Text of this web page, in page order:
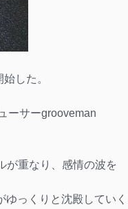
した。
ーサーgrooveman
が重なり、感情の波を
っくりと沈殿していく